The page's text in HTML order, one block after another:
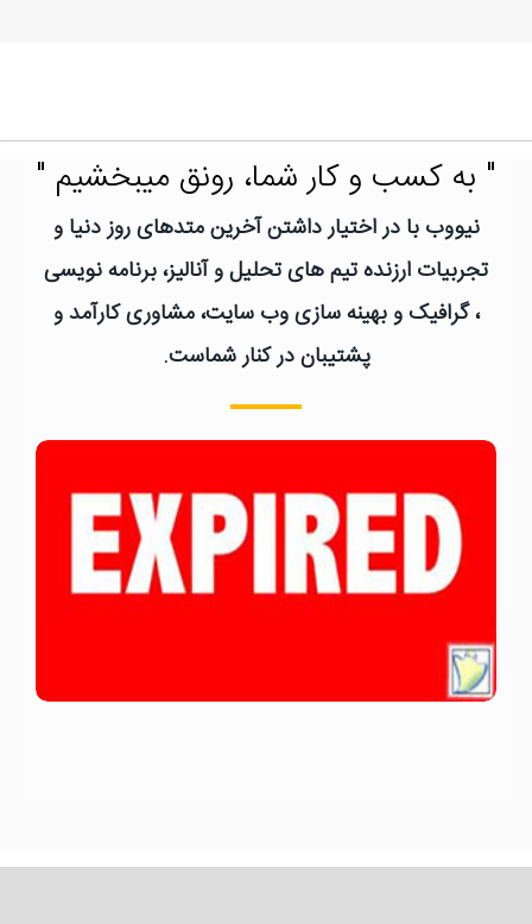
" به کسب و کار شما، رونق میبخشیم "
نیووب با در اختیار داشتن آخرین متدهای روز دنیا و
تجربیات ارزنده تیم های تحلیل و آنالیز، برنامه نویسی
، گرافیک و بهینه سازی وب سایت، مشاوری کارآمد و
پشتیبان در کنار شماست.